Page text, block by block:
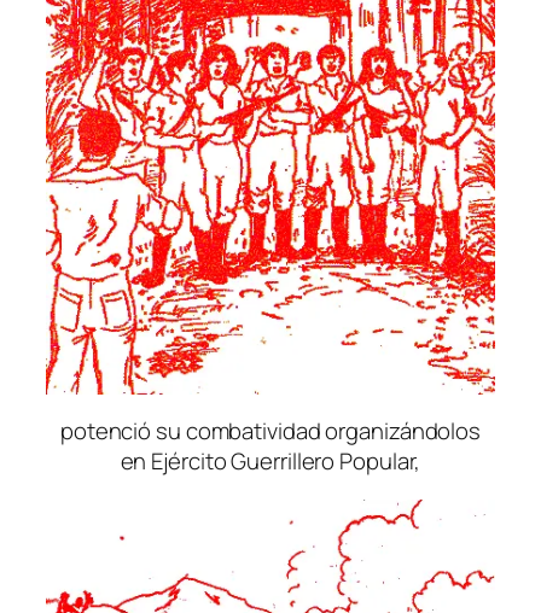
potenció su combatividad organizándolos
en Ejército Guerrillero Popular,